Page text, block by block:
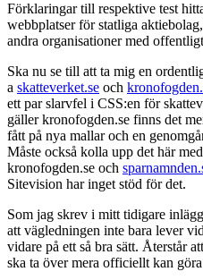
Förklaringar till respektive test
webbplatser för statliga
andra organisationer med
Ska nu se till att ta mig en
a skatteverket.se och
ett par slarvfel i CSS:en för
gäller kronofogden.se finns det
fått på nya mallar och en
Måste också kolla upp det här
kronofogden.se och
Sitevision har inget stöd för det.
Som jag skrev i mitt tidigare
att vägledningen inte bara lever
vidare på ett så bra sätt. Återstår
ska ta över mera officiellt kan